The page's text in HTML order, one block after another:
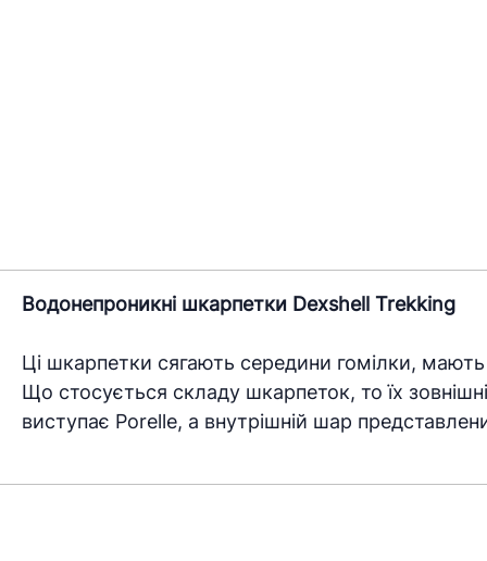
Водонепроникні шкарпетки Dexshell Trekking
Ці шкарпетки сягають середини гомілки,
Що стосується складу шкарпеток, то їх
виступає Porelle, а внутрішній шар